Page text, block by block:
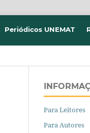
Periódicos UNEMAT
Para Leitores
Para Autores